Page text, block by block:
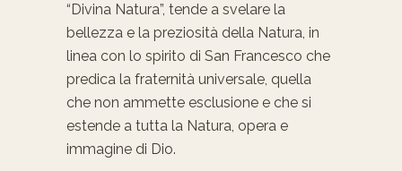
“Divina Natura”, tende a svelare la
bellezza e la preziosità della Natura, in
linea con lo spirito di San Francesco che
predica la fraternità universale, quella
che non ammette esclusione e che si
estende a tutta la Natura, opera e
immagine di Dio.